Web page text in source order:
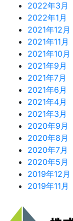
2022年3月
2022年1月
2021年12月
2021年11月
2021年10月
2021年9月
2021年7月
2021年6月
2021年4月
2021年3月
2020年9月
2020年8月
2020年7月
2020年5月
2019年12月
2019年11月